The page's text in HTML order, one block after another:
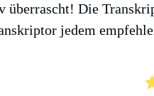
Die
jedem